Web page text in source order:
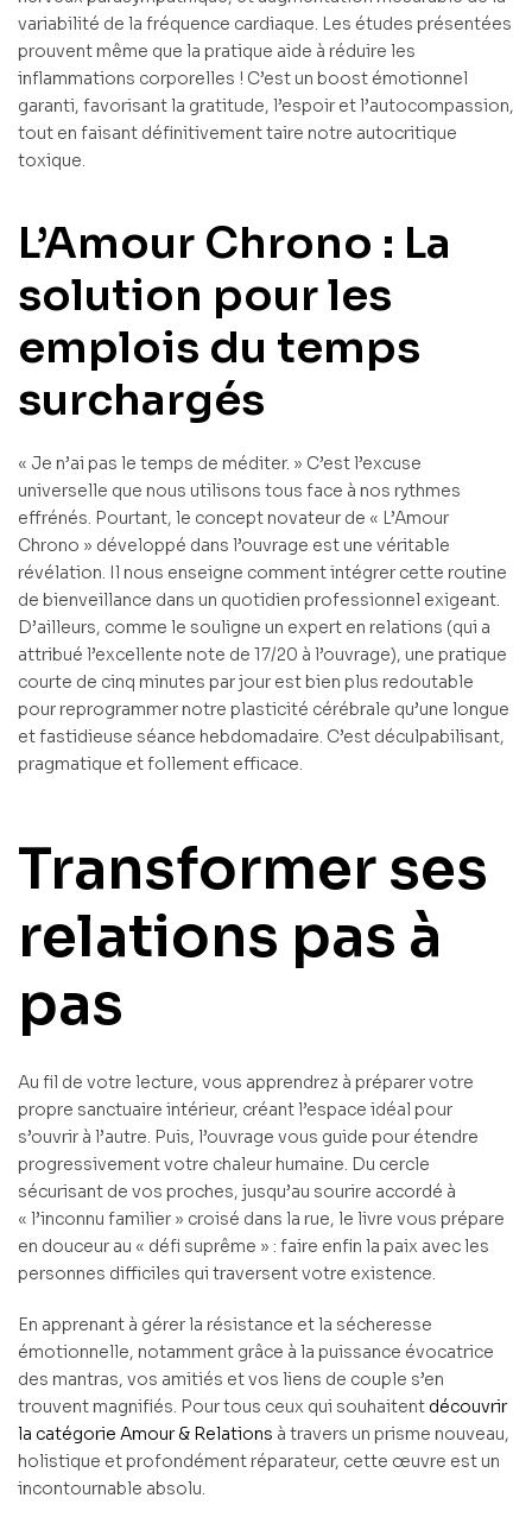
variabilité de la fréquence cardiaque. Les études présentées
prouvent même que la pratique aide à réduire les
inflammations corporelles ! C’est un boost émotionnel
garanti, favorisant la gratitude, l’espoir et l’autocompassion,
tout en faisant définitivement taire notre autocritique
toxique.
L’Amour Chrono : La
solution pour les
emplois du temps
surchargés
« Je n’ai pas le temps de méditer. » C’est l’excuse
universelle que nous utilisons tous face à nos rythmes
effrénés. Pourtant, le concept novateur de « L’Amour
Chrono » développé dans l’ouvrage est une véritable
révélation. Il nous enseigne comment intégrer cette routine
de bienveillance dans un quotidien professionnel exigeant.
D’ailleurs, comme le souligne un expert en relations (qui a
attribué l’excellente note de 17/20 à l’ouvrage), une pratique
courte de cinq minutes par jour est bien plus redoutable
pour reprogrammer notre plasticité cérébrale qu’une longue
et fastidieuse séance hebdomadaire. C’est déculpabilisant,
pragmatique et follement efficace.
Transformer ses
relations pas à
pas
Au fil de votre lecture, vous apprendrez à préparer votre
propre sanctuaire intérieur, créant l’espace idéal pour
s’ouvrir à l’autre. Puis, l’ouvrage vous guide pour étendre
progressivement votre chaleur humaine. Du cercle
sécurisant de vos proches, jusqu’au sourire accordé à
« l’inconnu familier » croisé dans la rue, le livre vous prépare
en douceur au « défi suprême » : faire enfin la paix avec les
personnes difficiles qui traversent votre existence.
En apprenant à gérer la résistance et la sécheresse
émotionnelle, notamment grâce à la puissance évocatrice
des mantras, vos amitiés et vos liens de couple s’en
trouvent magnifiés. Pour tous ceux qui souhaitent découvrir
la catégorie Amour & Relations à travers un prisme nouveau,
holistique et profondément réparateur, cette œuvre est un
incontournable absolu.